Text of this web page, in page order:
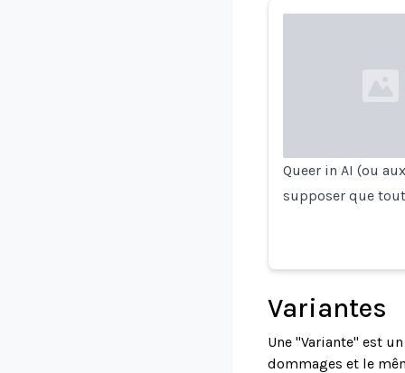
Queer in AI (ou
supposer que
Variantes
Une "Variante" est
dommages et le